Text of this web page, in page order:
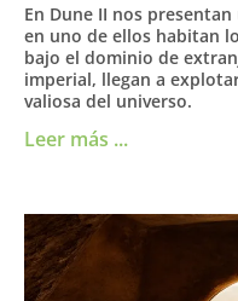
En Dune II nos
en uno de ellos habitan
bajo el dominio de
imperial, llegan a
valiosa del universo.
Leer más ...